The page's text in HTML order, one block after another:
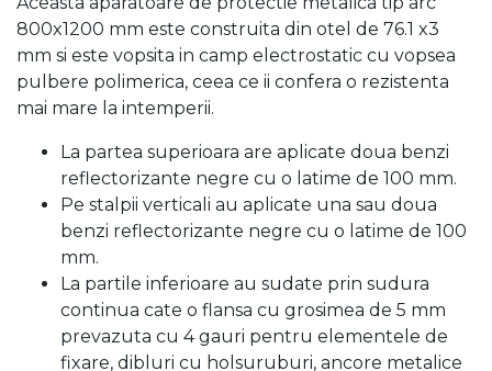
800x1200 mm este construita din otel de 76.1 x3
mm si este vopsita in camp electrostatic cu vopsea
pulbere polimerica, ceea ce ii confera o rezistenta
mai mare la intemperii.
La partea superioara are aplicate doua benzi
reflectorizante negre cu o latime de 100 mm.
Pe stalpii verticali au aplicate una sau doua
benzi reflectorizante negre cu o latime de 100
mm.
La partile inferioare au sudate prin sudura
continua cate o flansa cu grosimea de 5 mm
prevazuta cu 4 gauri pentru elementele de
fixare, dibluri cu holsuruburi, ancore metalice